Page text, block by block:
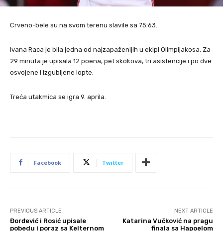
Crveno-bele su na svom terenu slavile sa 75:63.
Ivana Raca je bila jedna od najzapaženijih u ekipi Olimpijakosa. Za
29 minuta je upisala 12 poena, pet skokova, tri asistencije i po dve
osvojene i izgubljene lopte.
Treća utakmica se igra 9. aprila.
Facebook Twitter
PREVIOUS ARTICLE
Đorđević i Rosić upisale
pobedu i poraz sa Kelternom
NEXT ARTICLE
Katarina Vučković na pragu
finala sa Hapoelom